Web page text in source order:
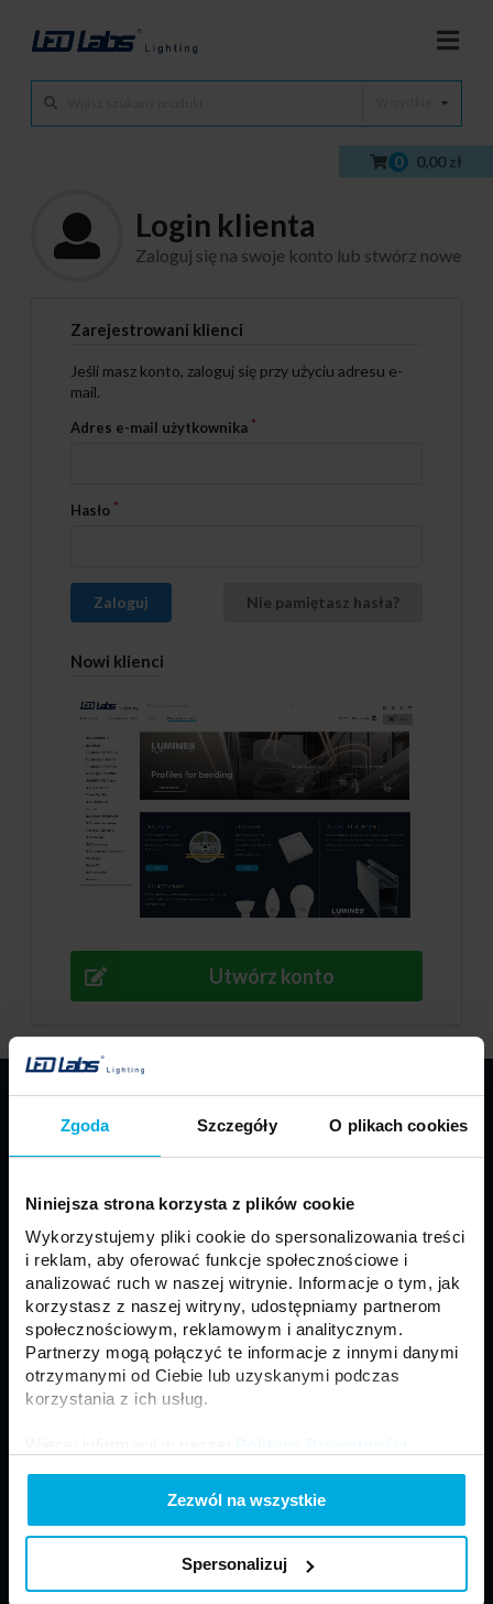
Zgoda Szczegóły O plikach cookies
Niniejsza strona korzysta z plików cookie
Wykorzystujemy pliki cookie do spersonalizowania treści
i reklam, aby oferować funkcje społecznościowe i
analizować ruch w naszej witrynie. Informacje o tym, jak
korzystasz z naszej witryny, udostępniamy partnerom
społecznościowym, reklamowym i analitycznym.
Partnerzy mogą połączyć te informacje z innymi danymi
otrzymanymi od Ciebie lub uzyskanymi podczas
korzystania z ich usług.
Zezwól na wszystkie
Spersonalizuj
0 0,00 zł
Login klienta
Zaloguj się na swoje konto lub stwórz nowe
Zarejestrowani klienci
Jeśli masz konto, zaloguj się przy użyciu adresu e-
mail.
Adres e-mail użytkownika
Hasło
Zaloguj Nie pamiętasz hasła?
Nowi klienci
Utwórz konto
Zasilacze Sterowniki
Oprawy sufitowe Moduły
Motoryzacja Złącza i akcesoria
Panele LED Naświetlacze LED
Neony LED Lampy zewnętrzne
Materiały do pobrania
Dokumenty reklamacyjne Relacje inwestorskie
Kodeks postępowania